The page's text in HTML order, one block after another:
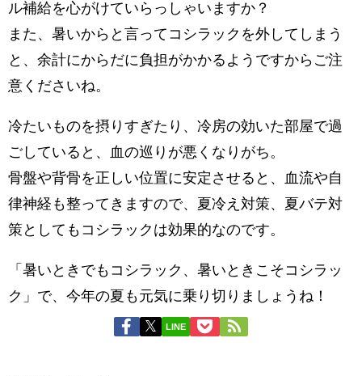
ル補給を心がけていらっしゃいますか？
また、暑いからと言ってコシラックを外してしまう
と、余計にからだに負担がかかるようですからご注
意くださいね。
冷たいものを摂りすぎたり、冷房の効いた部屋で過
ごしていると、血の巡りが悪くなりがち。
骨盤や背骨を正しい位置に安定させると、血流や自
律神経も整ってきますので、夏冷え対策、夏バテ対
策としてもコシラックは効果的なのです。
「暑いときでもコシラック、暑いときこそコシラッ
ク」で、今年の夏も元気に乗り切りましょうね！
LINE